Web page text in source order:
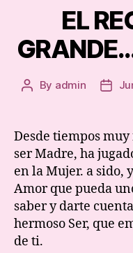
EL
Post
By admin
Post
Desde tiempos
ser Madre, ha
en la Mujer. a sido,
Amor que pueda
saber y darte
hermoso Ser, que
de ti.